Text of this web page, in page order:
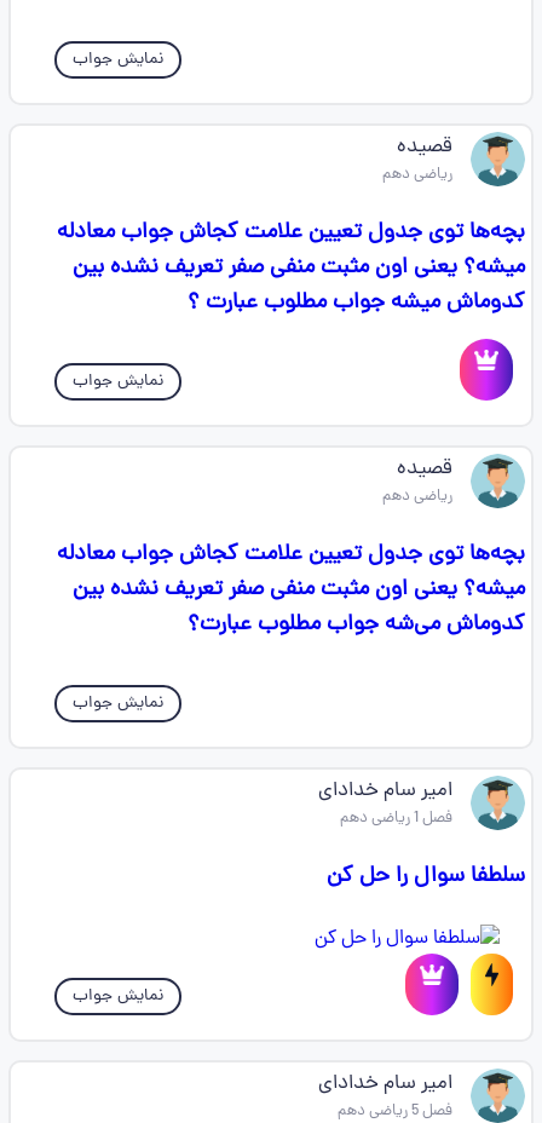
نمایش جواب
قصیده
ریاضی دهم
بچه‌ها توی جدول تعیین علامت کجاش جواب معادله
میشه؟ یعنی اون مثبت منفی صفر تعریف نشده بین
کدوماش میشه جواب مطلوب عبارت ؟
نمایش جواب
قصیده
ریاضی دهم
بچه‌ها توی جدول تعیین علامت کجاش جواب معادله
میشه؟ یعنی اون مثبت منفی صفر تعریف نشده بین
کدوماش می‌شه جواب مطلوب عبارت؟
نمایش جواب
امیر سام خدادای
فصل 1 ریاضی دهم
سلطفا سوال را حل کن
نمایش جواب
امیر سام خدادای
فصل 5 ریاضی دهم